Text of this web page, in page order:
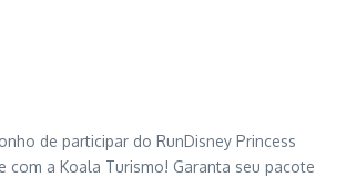
de participar do RunDisney Princess
com a Koala Turismo! Garanta seu pacote